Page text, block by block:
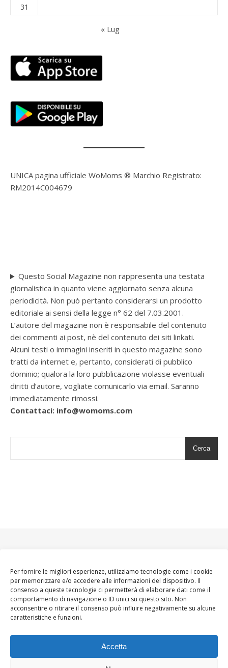
Per fornire le migliori esperienze, utilizziamo tecnologie come i cookie
per memorizzare e/o accedere alle informazioni del dispositivo. Il
consenso a queste tecnologie ci permetterà di elaborare dati come il
comportamento di navigazione o ID unici su questo sito. Non
acconsentire o ritirare il consenso può influire negativamente su alcune
caratteristiche e funzioni.
Accetta
31
« Lug
UNICA pagina ufficiale WoMoms ® Marchio Registrato:
RM2014C004679
Questo Social Magazine non rappresenta una testata
giornalistica in quanto viene aggiornato senza alcuna
periodicità. Non può pertanto considerarsi un prodotto
editoriale ai sensi della legge n° 62 del 7.03.2001.
L’autore del magazine non è responsabile del contenuto
dei commenti ai post, nè del contenuto dei siti linkati.
Alcuni testi o immagini inseriti in questo magazine sono
tratti da internet e, pertanto, considerati di pubblico
dominio; qualora la loro pubblicazione violasse eventuali
diritti d’autore, vogliate comunicarlo via email. Saranno
immediatamente rimossi.
Contattaci: info@womoms.com
Cerca